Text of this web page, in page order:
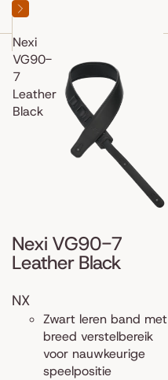
Nexi
VG90-
7
Leather
Black
Nexi VG90-7
Leather Black
NX
Zwart leren band met
breed verstelbereik
voor nauwkeurige
speelpositie